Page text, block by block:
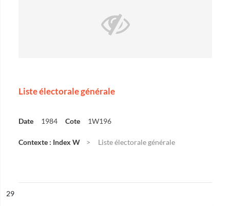
Liste électorale générale
Date 1984 Cote 1W196
Contexte : Index W Liste électorale générale
n°
29